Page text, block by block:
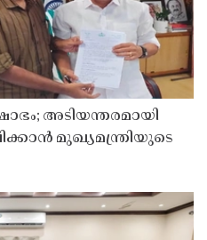
അടിയന്തരമായി
മുഖ്യമന്ത്രിയുടെ